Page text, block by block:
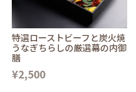
特選ローストビーフと炭火焼
うなぎちらしの厳選幕の内御
膳
¥2,500